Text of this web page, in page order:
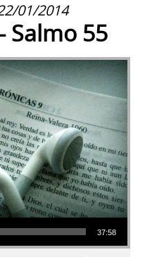
01/2014
Salmo 55
37:58